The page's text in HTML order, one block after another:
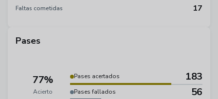
Faltas cometidas 17
Pases
77%
Acierto
Pases acertados 183
Pases fallados 56